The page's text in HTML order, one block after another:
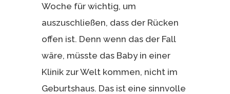
Woche für wichtig, um
auszuschließen, dass der Rücken
offen ist. Denn wenn das der Fall
wäre, müsste das Baby in einer
Klinik zur Welt kommen, nicht im
Geburtshaus. Das ist eine sinnvolle